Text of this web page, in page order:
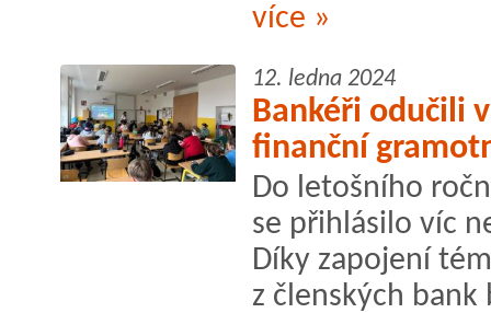
více »
12. ledna 2024
Bankéři odučili
finanční
Do letošního
se přihlásilo víc
Díky zapojení
z členských bank